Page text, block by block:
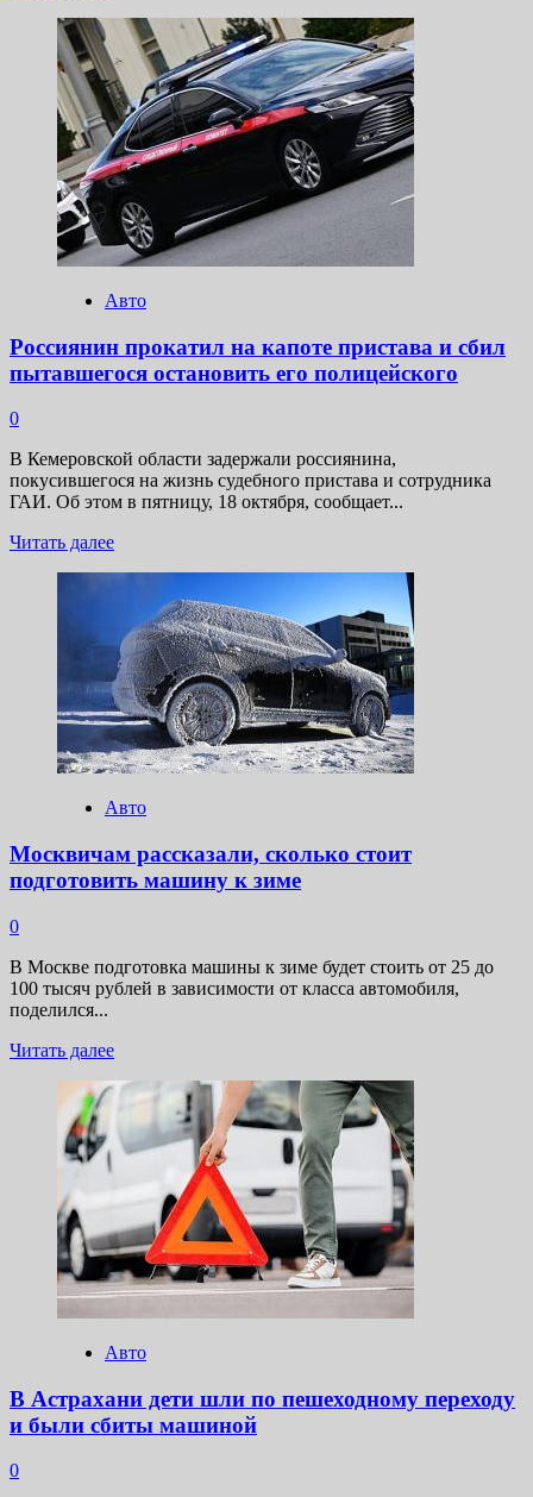
Залужный
заявил,
что
у
Украины
практически
нет
шансов
выйти
из
«затяжной
Авто
Россиянин прокатил на капоте пристава и сбил
пытавшегося остановить его полицейского
0
В Кемеровской области задержали россиянина,
покусившегося на жизнь судебного пристава и сотрудника
ГАИ. Об этом в пятницу, 18 октября, сообщает...
Читать далееПрочитать
Россиянин
прокатил
на капоте
пристава
и сбил
пытавшегося
остановить
его
полицейского
Авто
Москвичам рассказали, сколько стоит
подготовить машину к зиме
0
В Москве подготовка машины к зиме будет стоить от 25 до
100 тысяч рублей в зависимости от класса автомобиля,
поделился...
Читать далееПрочитать
о
Москвичам
рассказали,
сколько
подготовить
машину
к зиме
Авто
В Астрахани дети шли по пешеходному переходу
и были сбиты машиной
0